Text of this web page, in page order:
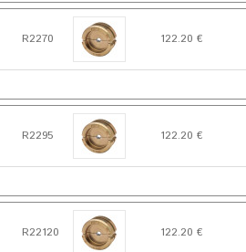
R2270 122.20 €
R2295 122.20 €
R22120 122.20 €